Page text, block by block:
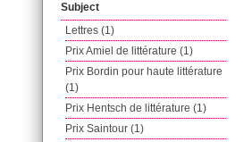
Subject
Lettres (1)
Prix Amiel de littérature (1)
Prix Bordin pour haute littérature
(1)
Prix Hentsch de littérature (1)
Prix Saintour (1)